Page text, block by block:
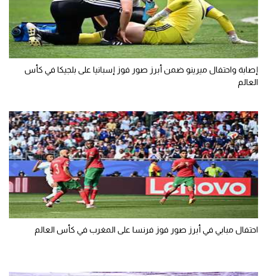
إصابة واحتفال ميرينو ضمن أبرز صور فوز إسبانيا على بلجيكا في كأس
العالم
احتفال مبابي في أبرز صور فوز فرنسا على المغرب في كأس العالم